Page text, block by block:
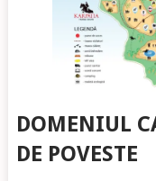
DOMENIUL
DE POVESTE